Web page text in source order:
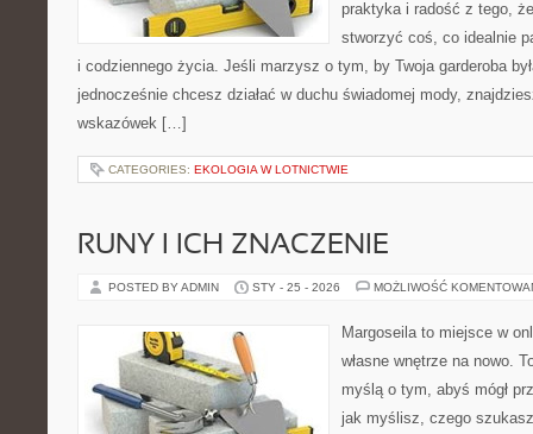
praktyka i radość z tego,
stworzyć coś, co idealnie
i codziennego życia. Jeśli marzysz o tym, by Twoja garderoba
jednocześnie chcesz działać w duchu świadomej mody,
wskazówek […]
CATEGORIES: EKOLOGIA W LOTNICTWIE
RUNY I ICH ZNACZENIE
POSTED BY ADMIN STY - 25 - 2026 MOŻLIWOŚĆ
Margoseila to miejsce w
własne wnętrze na nowo.
myślą o tym, abyś mógł
jak myślisz, czego